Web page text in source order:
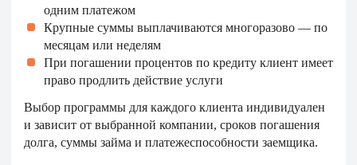
одним платежом
Крупные суммы выплачиваются многоразово — по
месяцам или неделям
При погашении процентов по кредиту клиент имеет
право продлить действие услуги
Выбор программы для каждого клиента индивидуален
и зависит от выбранной компании, сроков погашения
долга, суммы займа и платежеспособности заемщика.